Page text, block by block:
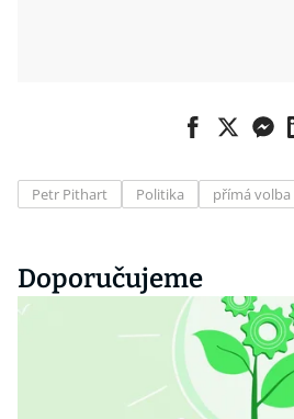
Petr Pithart Politika přímá
Doporučujeme